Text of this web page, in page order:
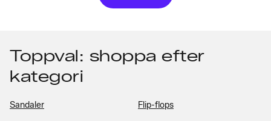
Toppval: shoppa efter
kategori
Sandaler Flip-flops